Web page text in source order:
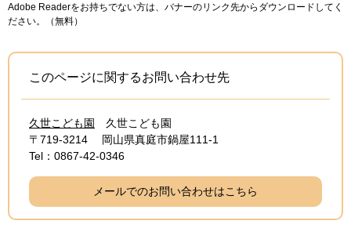
Adobe Readerをお持ちでない方は、バナーのリンク先からダウンロードしてく
ださい。（無料）
このページに関するお問い合わせ先
久世こども園
久世こども園
〒719-3214
岡山県真庭市鍋屋111-1
Tel：0867-42-0346
メールでのお問い合わせはこちら